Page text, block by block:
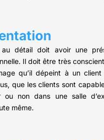
au détail doit avoir une
Il doit être très
qu’il dépeint à un
que les clients sont
ou non dans une salle
même.